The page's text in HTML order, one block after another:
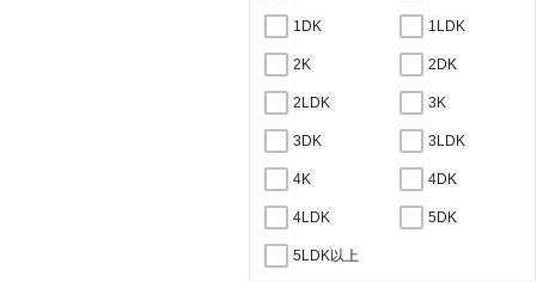
1DK 1LDK
2K 2DK
2LDK 3K
3DK 3LDK
4K 4DK
4LDK 5DK
5LDK以上